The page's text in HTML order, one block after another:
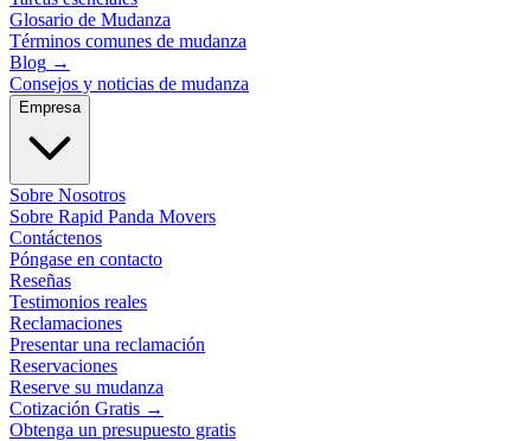
Glosario de Mudanza
Términos comunes de mudanza
Blog →
Consejos y noticias de mudanza
Empresa
Sobre Nosotros
Sobre Rapid Panda Movers
Contáctenos
Póngase en contacto
Reseñas
Testimonios reales
Reclamaciones
Presentar una reclamación
Reservaciones
Reserve su mudanza
Cotización Gratis →
Obtenga un presupuesto gratis